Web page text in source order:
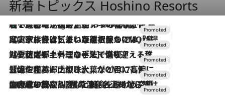
新着トピックス Hoshino Resorts
10 Hours Ago
【トンボの足水浴】ヒノキの香りに包まれて涼感マックス！約13℃の湧水かけ流しを避暑地「星野温泉 トンボの湯」で体験
2026.7.31
【ホテル帰省】という選択肢をOMOが提案。家族とほどよい距離を保つには「昼は実家、夜は気兼ねなくホテルで！」
2026.7.24
【夏限定ディナーコース】旬を迎える稚鮎や花ズッキーニなどをイタリア・トスカーナの郷土料理の手法で満喫！
2026.7.17
「土佐和ハーブかき氷」がOMO7高知に登場！生姜、山椒、大葉など目にも舌にも涼を呼ぶ郷土の味
2026.7.10
NEW OPEN！【界 草津】名湯の地に誕生。趣の異なる2種の温泉と上州ならではの会席・蕎麦割烹など美食を味わう究極の癒やし旅